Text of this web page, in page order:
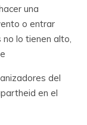
una
o entrar
lo tienen alto,
del
en el